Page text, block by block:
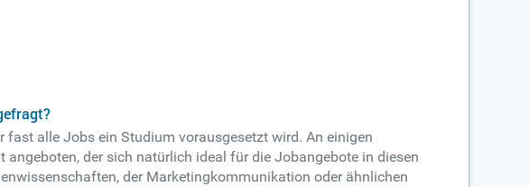
alle Jobs ein Studium vorausgesetzt wird. An einigen
der sich natürlich ideal für die Jobangebote in diesen
der Marketingkommunikation oder ähnlichen